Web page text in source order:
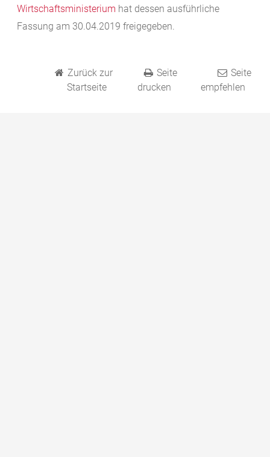
Wirtschaftsministerium hat dessen ausführliche
Fassung am 30.04.2019 freigegeben.
Zurück zur
Startseite
Seite
drucken
Seite
empfehlen